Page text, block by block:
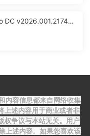
DC v2026.001.21745
内容信息都来自网络收集
上述内容用于商业或者非
权争议与本站无关。用户
上述内容。如果您喜欢该